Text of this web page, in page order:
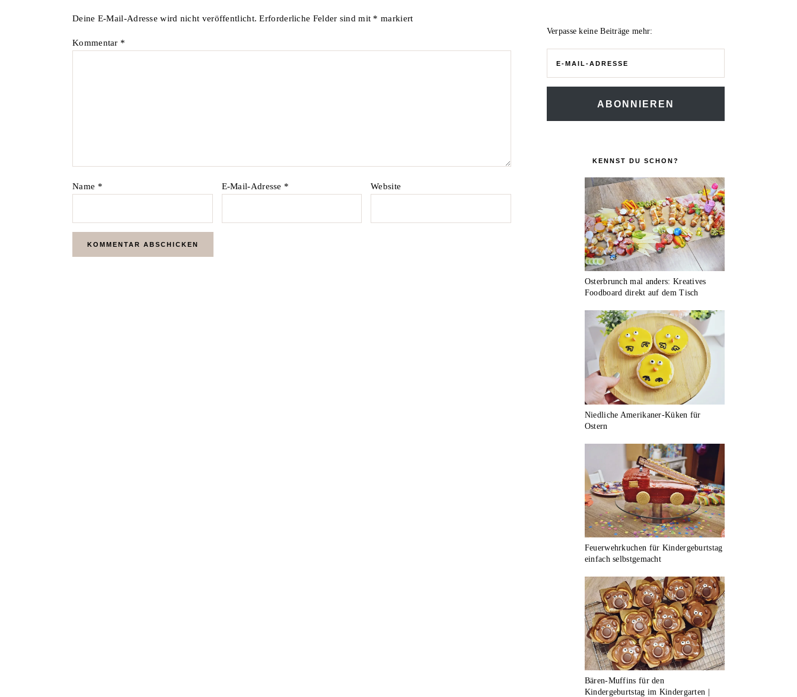
Deine E-Mail-Adresse wird nicht veröffentlicht. Erforderliche Felder sind mit * markiert
Kommentar *
Name * E-Mail-Adresse * Website
Verpasse keine Beiträge mehr:
Adresse
ABONNIEREN
KENNST DU SCHON?
Osterbrunch mal anders: Kreatives
Foodboard direkt auf dem Tisch
Niedliche Amerikaner-Küken für
Ostern
Feuerwehrkuchen für Kindergeburtstag
einfach selbstgemacht
Bären-Muffins für den
Kindergeburtstag im Kindergarten |